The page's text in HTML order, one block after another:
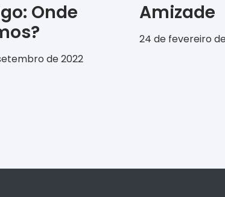
Onde
de 2022
Amizade
24 de fevereiro